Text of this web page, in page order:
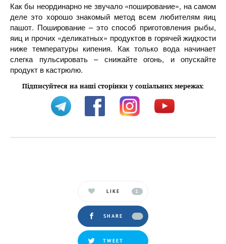
Как бы неординарно не звучало «поширование», на самом
деле это хорошо знакомый метод всем любителям яиц
пашот. Поширование – это способ приготовления рыбы,
яиц и прочих «деликатных» продуктов в горячей жидкости
ниже температуры кипения. Как только вода начинает
слегка пульсировать – снижайте огонь, и опускайте
продукт в кастрюлю.
Підписуйтеся на наші сторінки у соціальних мережах:
LIKE 1
SHARE
TWEET